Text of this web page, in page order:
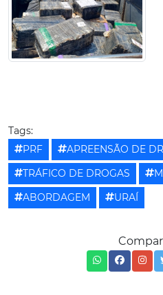
Tags:
PRF
APREENSÃO DE
TRÁFICO DE DROGAS
ABORDAGEM
URAÍ